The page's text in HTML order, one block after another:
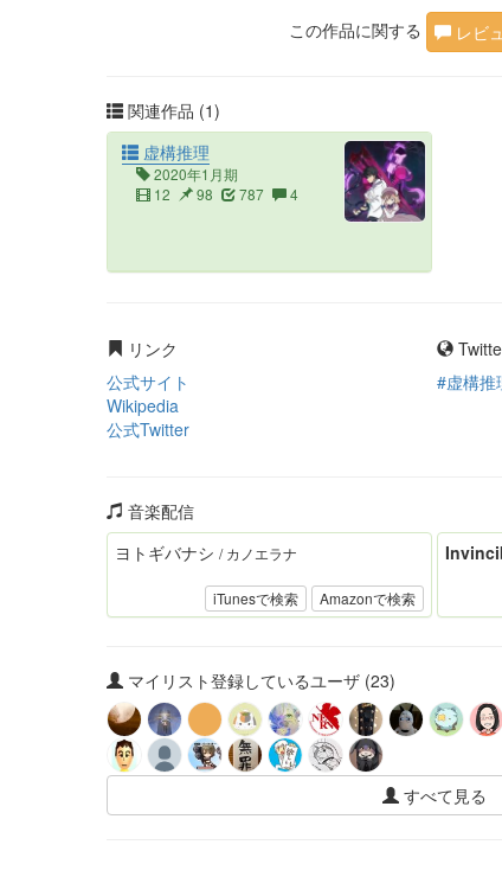
この作品に関する レビ
関連作品 (1)
虚構推理
2020年1月期
12
98 787 4
リンク
公式サイト
Wikipedia
公式Twitter
#虚構推
音楽配信
iTunesで検索 Amazonで検索
ヨトギバナシ / カノエラナ
マイリスト登録しているユーザ (23)
すべて見る